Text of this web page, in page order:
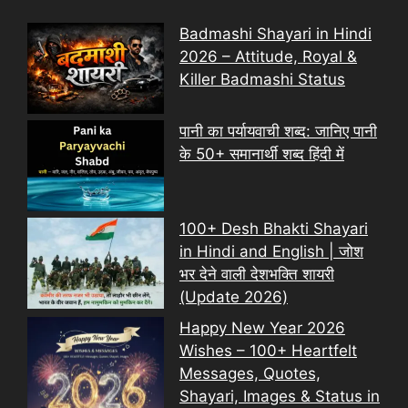
Badmashi Shayari in Hindi
2026 – Attitude, Royal &
Killer Badmashi Status
पानी का पर्यायवाची शब्द: जानिए पानी
के 50+ समानार्थी शब्द हिंदी में
100+ Desh Bhakti Shayari
in Hindi and English | जोश
भर देने वाली देशभक्ति शायरी
(Update 2026)
Happy New Year 2026
Wishes – 100+ Heartfelt
Messages, Quotes,
Shayari, Images & Status in